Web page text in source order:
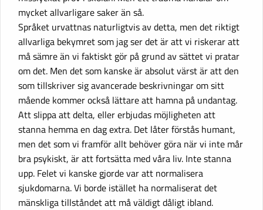
mycket allvarligare saker än så.
Språket urvattnas naturligtvis av detta, men det riktigt
allvarliga bekymret som jag ser det är att vi riskerar att
må sämre än vi faktiskt gör på grund av sättet vi pratar
om det. Men det som kanske är absolut värst är att den
som tillskriver sig avancerade beskrivningar om sitt
mående kommer också lättare att hamna på undantag.
Att slippa att delta, eller erbjudas möjligheten att
stanna hemma en dag extra. Det låter förstås humant,
men det som vi framför allt behöver göra när vi inte mår
bra psykiskt, är att fortsätta med våra liv. Inte stanna
upp. Felet vi kanske gjorde var att normalisera
sjukdomarna. Vi borde istället ha normaliserat det
mänskliga tillståndet att må väldigt dåligt ibland.